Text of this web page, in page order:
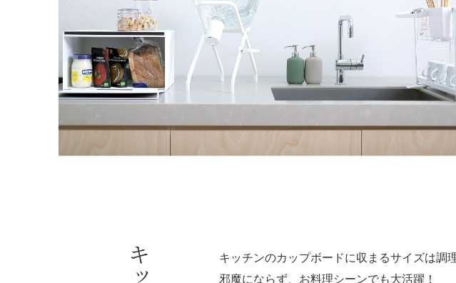
キッチンのカップボードに収まるサイズは調
邪魔にならず、お料理シーンでも大活躍！